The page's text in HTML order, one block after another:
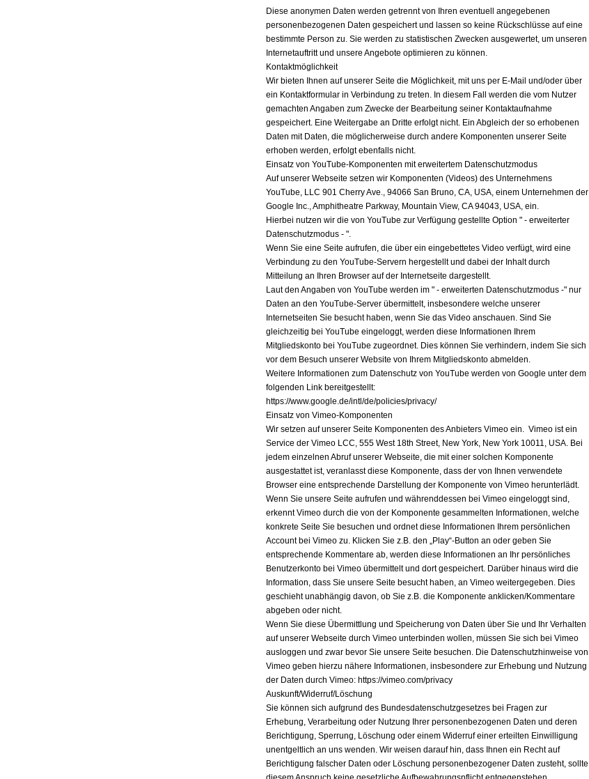
Diese anonymen Daten werden getrennt von Ihren eventuell angegebenen
personenbezogenen Daten gespeichert und lassen so keine Rückschlüsse auf eine
bestimmte Person zu. Sie werden zu statistischen Zwecken ausgewertet, um unseren
Internetauftritt und unsere Angebote optimieren zu können.
Kontaktmöglichkeit
Wir bieten Ihnen auf unserer Seite die Möglichkeit, mit uns per E-Mail und/oder über
ein Kontaktformular in Verbindung zu treten. In diesem Fall werden die vom Nutzer
gemachten Angaben zum Zwecke der Bearbeitung seiner Kontaktaufnahme
gespeichert. Eine Weitergabe an Dritte erfolgt nicht. Ein Abgleich der so erhobenen
Daten mit Daten, die möglicherweise durch andere Komponenten unserer Seite
erhoben werden, erfolgt ebenfalls nicht.
Einsatz von YouTube-Komponenten mit erweitertem Datenschutzmodus
Auf unserer Webseite setzen wir Komponenten (Videos) des Unternehmens
YouTube, LLC 901 Cherry Ave., 94066 San Bruno, CA, USA, einem Unternehmen der
Google Inc., Amphitheatre Parkway, Mountain View, CA 94043, USA, ein.
Hierbei nutzen wir die von YouTube zur Verfügung gestellte Option " - erweiterter
Datenschutzmodus - ".
Wenn Sie eine Seite aufrufen, die über ein eingebettetes Video verfügt, wird eine
Verbindung zu den YouTube-Servern hergestellt und dabei der Inhalt durch
Mitteilung an Ihren Browser auf der Internetseite dargestellt.
Laut den Angaben von YouTube werden im " - erweiterten Datenschutzmodus -" nur
Daten an den YouTube-Server übermittelt, insbesondere welche unserer
Internetseiten Sie besucht haben, wenn Sie das Video anschauen. Sind Sie
gleichzeitig bei YouTube eingeloggt, werden diese Informationen Ihrem
Mitgliedskonto bei YouTube zugeordnet. Dies können Sie verhindern, indem Sie sich
vor dem Besuch unserer Website von Ihrem Mitgliedskonto abmelden.
Weitere Informationen zum Datenschutz von YouTube werden von Google unter dem
folgenden Link bereitgestellt:
https://www.google.de/intl/de/policies/privacy/
Einsatz von Vimeo-Komponenten
Wir setzen auf unserer Seite Komponenten des Anbieters Vimeo ein. Vimeo ist ein
Service der Vimeo LCC, 555 West 18th Street, New York, New York 10011, USA. Bei
jedem einzelnen Abruf unserer Webseite, die mit einer solchen Komponente
ausgestattet ist, veranlasst diese Komponente, dass der von Ihnen verwendete
Browser eine entsprechende Darstellung der Komponente von Vimeo herunterlädt.
Wenn Sie unsere Seite aufrufen und währenddessen bei Vimeo eingeloggt sind,
erkennt Vimeo durch die von der Komponente gesammelten Informationen, welche
konkrete Seite Sie besuchen und ordnet diese Informationen Ihrem persönlichen
Account bei Vimeo zu. Klicken Sie z.B. den „Play“-Button an oder geben Sie
entsprechende Kommentare ab, werden diese Informationen an Ihr persönliches
Benutzerkonto bei Vimeo übermittelt und dort gespeichert. Darüber hinaus wird die
Information, dass Sie unsere Seite besucht haben, an Vimeo weitergegeben. Dies
geschieht unabhängig davon, ob Sie z.B. die Komponente anklicken/Kommentare
abgeben oder nicht.
Wenn Sie diese Übermittlung und Speicherung von Daten über Sie und Ihr Verhalten
auf unserer Webseite durch Vimeo unterbinden wollen, müssen Sie sich bei Vimeo
ausloggen und zwar bevor Sie unsere Seite besuchen. Die Datenschutzhinweise von
Vimeo geben hierzu nähere Informationen, insbesondere zur Erhebung und Nutzung
der Daten durch Vimeo: https://vimeo.com/privacy
Auskunft/Widerruf/Löschung
Sie können sich aufgrund des Bundesdatenschutzgesetzes bei Fragen zur
Erhebung, Verarbeitung oder Nutzung Ihrer personenbezogenen Daten und deren
Berichtigung, Sperrung, Löschung oder einem Widerruf einer erteilten Einwilligung
unentgeltlich an uns wenden. Wir weisen darauf hin, dass Ihnen ein Recht auf
Berichtigung falscher Daten oder Löschung personenbezogener Daten zusteht, sollte